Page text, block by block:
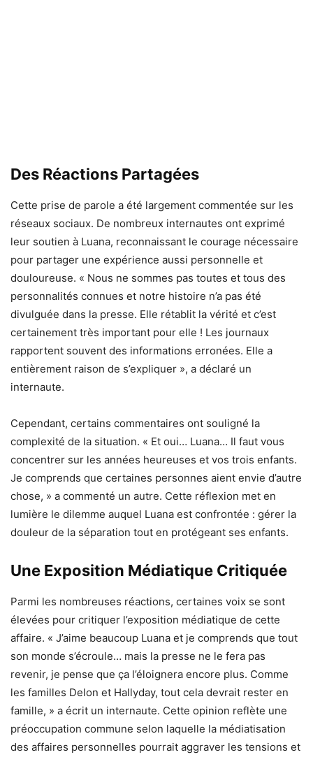
Des Réactions Partagées
Cette prise de parole a été largement commentée sur les
réseaux sociaux. De nombreux internautes ont exprimé
leur soutien à Luana, reconnaissant le courage nécessaire
pour partager une expérience aussi personnelle et
douloureuse. « Nous ne sommes pas toutes et tous des
personnalités connues et notre histoire n’a pas été
divulguée dans la presse. Elle rétablit la vérité et c’est
certainement très important pour elle ! Les journaux
rapportent souvent des informations erronées. Elle a
entièrement raison de s’expliquer », a déclaré un
internaute.
Cependant, certains commentaires ont souligné la
complexité de la situation. « Et oui… Luana… Il faut vous
concentrer sur les années heureuses et vos trois enfants.
Je comprends que certaines personnes aient envie d’autre
chose, » a commenté un autre. Cette réflexion met en
lumière le dilemme auquel Luana est confrontée : gérer la
douleur de la séparation tout en protégeant ses enfants.
Une Exposition Médiatique Critiquée
Parmi les nombreuses réactions, certaines voix se sont
élevées pour critiquer l’exposition médiatique de cette
affaire. « J’aime beaucoup Luana et je comprends que tout
son monde s’écroule… mais la presse ne le fera pas
revenir, je pense que ça l’éloignera encore plus. Comme
les familles Delon et Hallyday, tout cela devrait rester en
famille, » a écrit un internaute. Cette opinion reflète une
préoccupation commune selon laquelle la médiatisation
des affaires personnelles pourrait aggraver les tensions et